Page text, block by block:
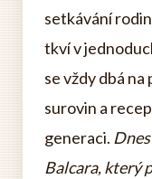
setkávání
tkví v
se vždy dbá
surovin a
generaci.
Balcara, který